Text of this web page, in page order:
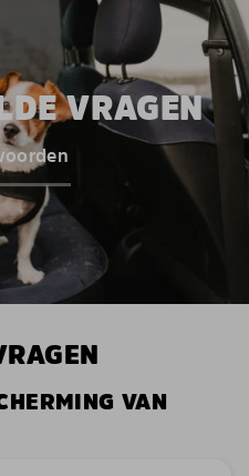
VRAGEN
VAN